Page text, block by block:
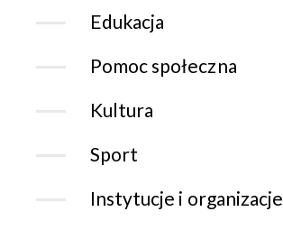
Edukacja
Pomoc społeczna
Kultura
Sport
Instytucje i organizacje